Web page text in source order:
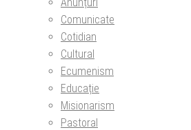
Comunicate
Cotidian
Cultural
Ecumenism
Educație
Misionarism
Pastoral